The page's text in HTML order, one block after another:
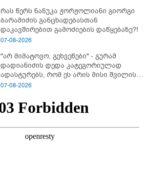
ბარამიძე კი ტყუის"
რას წერს ნანუკა ჟორჟოლიანი გიორგი
ბარამიძის განცხადებასთან
დაკავშირებით გამოძიების დაწყებაზე?!
07-08-2026
"არ მიმატოვო, გეხვეწები" - გუ­რა­მ
დადიანიძის დედა კა­ტე­გო­რი­უ­ლად
ადას­ტუ­რებს, რომ ეს არის მისი შვი­ლის
ხმა
07-08-2026